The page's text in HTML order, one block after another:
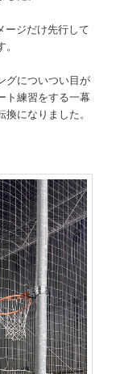
ージだけ先行して
グについつい目が
ト練習をする一幕
になりました。